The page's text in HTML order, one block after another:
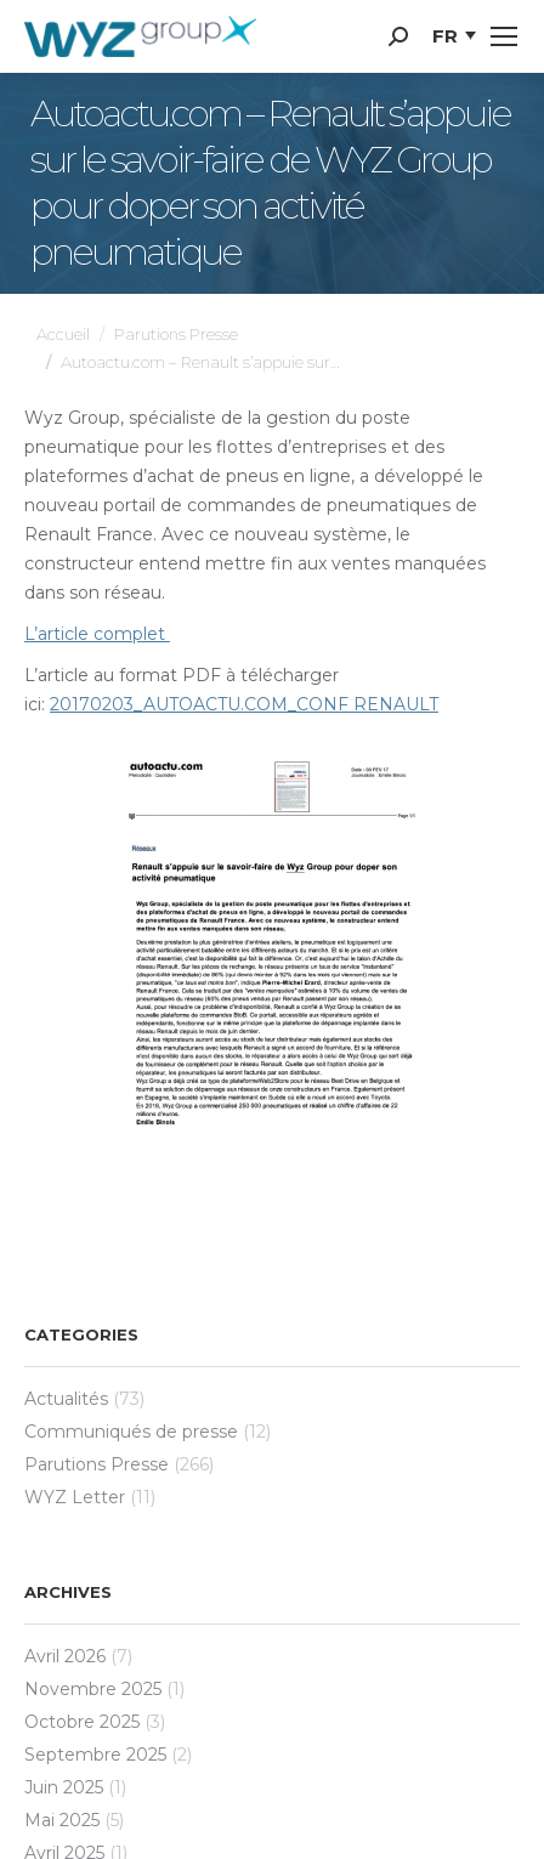
Recherche
:
FR
Autoactu.com – Renault s’appuie
sur le savoir-faire de WYZ Group
pour doper son activité
pneumatique
Vous êtes ici :
Accueil
Parutions Presse
Autoactu.com – Renault s’appuie sur…
Wyz Group, spécialiste de la gestion du poste
pneumatique pour les flottes d’entreprises et des
plateformes d’achat de pneus en ligne, a développé le
nouveau portail de commandes de pneumatiques de
Renault France. Avec ce nouveau système, le
constructeur entend mettre fin aux ventes manquées
dans son réseau.
L’article complet
L’article au format PDF à télécharger
ici: 20170203_AUTOACTU.COM_CONF RENAULT
CATEGORIES
Actualités (73)
Communiqués de presse (12)
Parutions Presse (266)
WYZ Letter (11)
ARCHIVES
Avril 2026 (7)
Novembre 2025 (1)
Octobre 2025 (3)
Septembre 2025 (2)
Juin 2025 (1)
Mai 2025 (5)
Avril 2025 (1)
Panneau de gestion des cookies